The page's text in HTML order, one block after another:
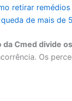
retirar
de mais de
da Cmed divide
Os